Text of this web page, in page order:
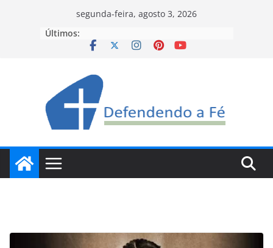
segunda-feira, agosto 3, 2026
Últimos: